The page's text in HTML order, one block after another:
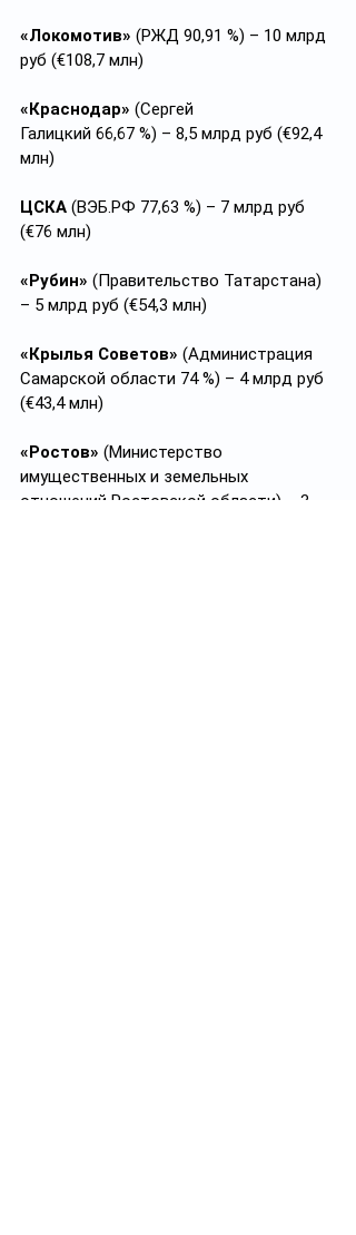
«Локомотив» (РЖД 90,91 %) – 10 млрд
руб (€108,7 млн)
«Краснодар» (Сергей
Галицкий 66,67 %) – 8,5 млрд руб (€92,4
млн)
ЦСКА (ВЭБ.РФ 77,63 %) – 7 млрд руб
(€76 млн)
«Рубин» (Правительство Татарстана)
– 5 млрд руб (€54,3 млн)
«Крылья Советов» (Администрация
Самарской области 74 %) – 4 млрд руб
(€43,4 млн)
«Ростов» (Министерство
имущественных и земельных
отношений Ростовской области) – 3